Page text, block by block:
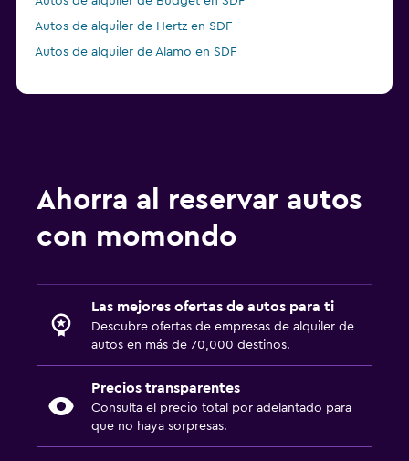
Autos de alquiler de Hertz en SDF
Autos de alquiler de Alamo en SDF
Ahorra al reservar autos
con momondo
Las mejores ofertas de autos para ti
Descubre ofertas de empresas de alquiler de
autos en más de 70,000 destinos.
Precios transparentes
Consulta el precio total por adelantado para
que no haya sorpresas.